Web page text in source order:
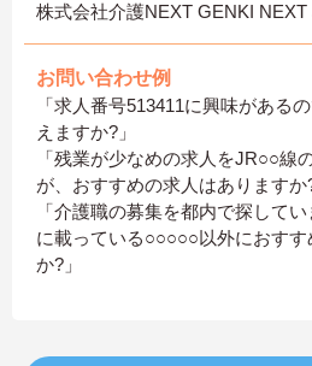
株式会社介護NEXT GENKI NEXT
お問い合わせ例
「求人番号513411に興味がある
えますか?」
「残業が少なめの求人をJR○○線
が、おすすめの求人はありますか?
「介護職の募集を都内で探して
に載っている○○○○○以外におす
か?」